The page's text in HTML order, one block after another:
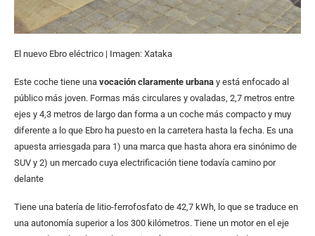
El nuevo Ebro eléctrico | Imagen: Xataka
Este coche tiene una vocación claramente urbana y está enfocado al
público más joven. Formas más circulares y ovaladas, 2,7 metros entre
ejes y 4,3 metros de largo dan forma a un coche más compacto y muy
diferente a lo que Ebro ha puesto en la carretera hasta la fecha. Es una
apuesta arriesgada para 1) una marca que hasta ahora era sinónimo de
SUV y 2) un mercado cuya electrificación tiene todavía camino por
delante
Tiene una batería de litio-ferrofosfato de 42,7 kWh, lo que se traduce en
una autonomía superior a los 300 kilómetros. Tiene un motor en el eje